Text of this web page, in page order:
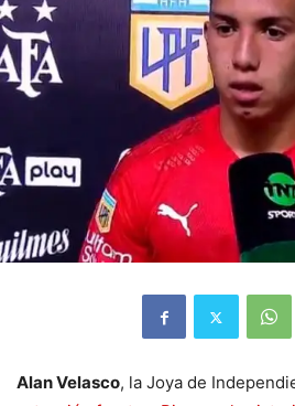
Alan Velasco, la Joya de